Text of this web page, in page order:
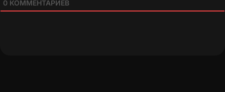
0 КОММЕНТАРИЕВ